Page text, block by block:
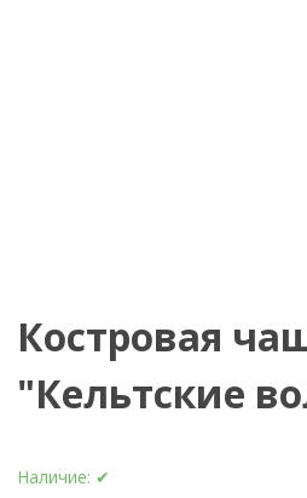
Костровая
"Кельтские
Наличие: ✔